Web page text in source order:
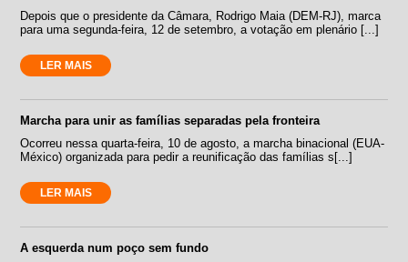
Depois que o presidente da Câmara, Rodrigo Maia (DEM-RJ), marca
para uma segunda-feira, 12 de setembro, a votação em plenário [...]
LER MAIS
Marcha para unir as famílias separadas pela fronteira
Ocorreu nessa quarta-feira, 10 de agosto, a marcha binacional (EUA-
México) organizada para pedir a reunificação das famílias s[...]
LER MAIS
A esquerda num poço sem fundo